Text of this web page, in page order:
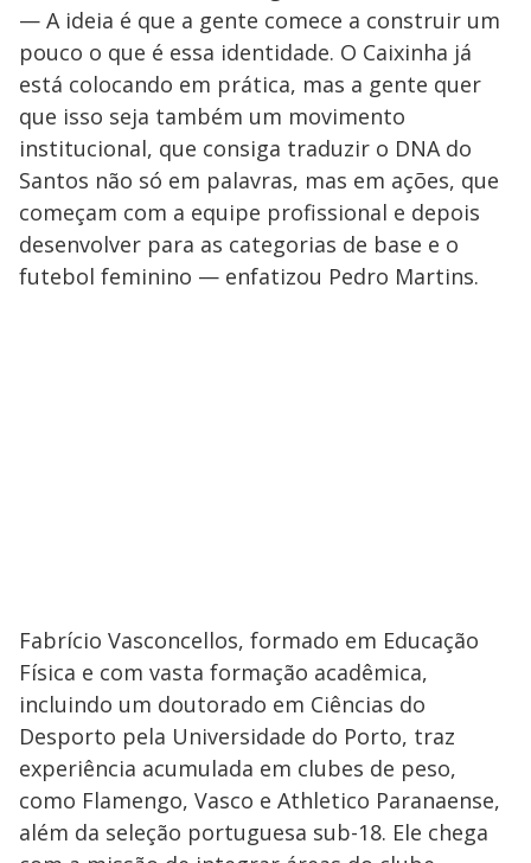
— A ideia é que a gente comece a construir um
pouco o que é essa identidade. O Caixinha já
está colocando em prática, mas a gente quer
que isso seja também um movimento
institucional, que consiga traduzir o DNA do
Santos não só em palavras, mas em ações, que
começam com a equipe profissional e depois
desenvolver para as categorias de base e o
futebol feminino — enfatizou Pedro Martins.
Fabrício Vasconcellos, formado em Educação
Física e com vasta formação acadêmica,
incluindo um doutorado em Ciências do
Desporto pela Universidade do Porto, traz
experiência acumulada em clubes de peso,
como Flamengo, Vasco e Athletico Paranaense,
além da seleção portuguesa sub-18. Ele chega